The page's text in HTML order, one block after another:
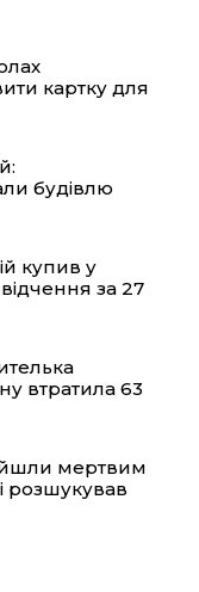
картку для
будівлю
купив у
за 27
втратила 63
мертвим
розшукував